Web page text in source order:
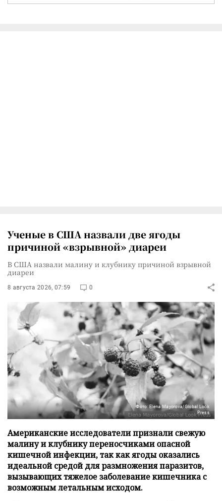
Ученые в США назвали две ягоды
причиной «взрывной» диареи
В США назвали малину и клубнику причиной взрывной
диареи
8 августа 2026, 07:59 0
Фото: Elena Mayorova/Global Look
Press
Американские исследователи признали свежую
малину и клубнику переносчиками опасной
кишечной инфекции, так как ягоды оказались
идеальной средой для размножения паразитов,
вызывающих тяжелое заболевание кишечника с
возможным летальным исходом.